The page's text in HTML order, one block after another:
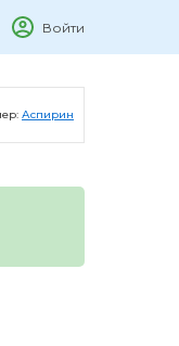
Войти
Аспирин